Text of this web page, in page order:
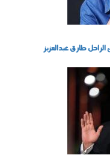
طارق عبدالعزيز